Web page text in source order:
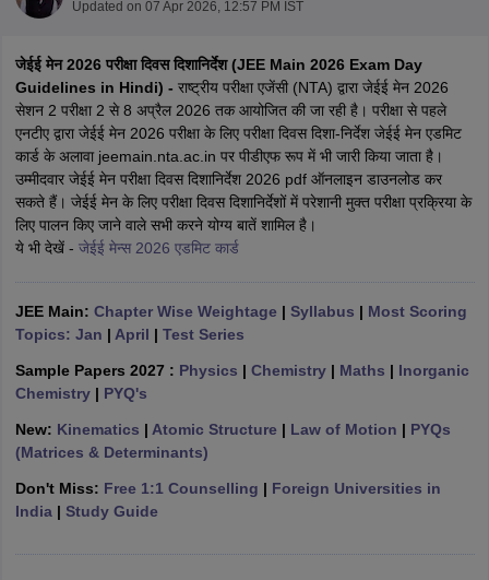
SyllabusJEE Main Study Material JEE Main Answer Key
JEE Advanced Exam Pattern JEE Advanced Answer Key
JEE
GATE Cutoff GATE Result
View All GATE Articles
EAMCET Exam Pattern
AP EAMCET Answer Key
EAMCET Exam Pattern
TS EAMCET Answer Key
PatternMHT CET Answer KeyMHT CET CutoffMHT CET ResultMHT
KCET CutoffKCET ResultView All KCET Articles
Answer Key VITEEE CutoffVITEEE Result
M.Arch Colleges in India
Accepting GATE
Engineering Colleges in India Accepting AP EAMCET
Engineering Colleges in Mumbai
Colleges in India Top Private Engineering Colleges in India
PredictorKCET College Predictor
Updated on 07 Apr 2026, 12:57 PM IST
जेईई मेन 2026परीक्षा दिवस दिशानिर्देश (JEE Main 2026 Exam Day
Guidelines in Hindi) - राष्ट्रीय परीक्षा एजेंसी (NTA) द्वारा जेईई मेन 2026
सेशन 2 परीक्षा 2 से 8 अप्रैल 2026 तक आयोजित की जा रही है। परीक्षा से पहले
एनटीए द्वारा जेईई मेन 2026 परीक्षा के लिए परीक्षा दिवस दिशा-निर्देश जेईई मेन एडमिट
कार्ड के अलावा jeemain.nta.ac.in पर पीडीएफ रूप में भी जारी किया जाता है।
उम्मीदवार जेईई मेन परीक्षा दिवस दिशानिर्देश 2026 pdf ऑनलाइन डाउनलोड कर
सकते हैं। जेईई मेन के लिए परीक्षा दिवस दिशानिर्देशों में परेशानी मुक्त परीक्षा प्रक्रिया के
लिए पालन किए जाने वाले सभी करने योग्य बातें शामिल है।
ये भी देखें - जेईई मेन्स 2026 एडमिट कार्ड
JEE Main: Chapter Wise Weightage | Syllabus | Most Scoring
Topics: Jan | April | Test Series
Sample Papers 2027 : Physics | Chemistry| Maths | Inorganic
Chemistry| PYQ's
New: Kinematics | Atomic Structure | Law of Motion | PYQs
(Matrices & Determinants)
Don't Miss: Free 1:1 Counselling | Foreign Universities in
India | Study Guide